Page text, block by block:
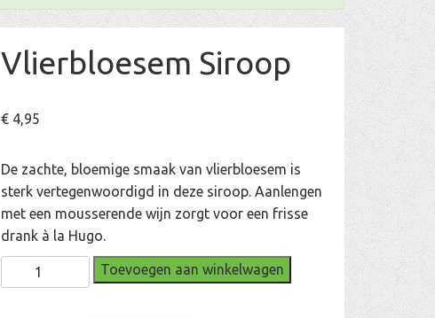
Vlierbloesem Siroop
€ 4,95
De zachte, bloemige smaak van vlierbloesem is
sterk vertegenwoordigd in deze siroop. Aanlengen
met een mousserende wijn zorgt voor een frisse
drank à la Hugo.
Vlierbloesem
Siroop
Toevoegen aan winkelwagen